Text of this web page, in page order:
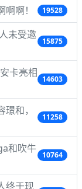
啊！ 19528
未受邀
15875
卡亮相
14603
和，
11258
和吹牛
10764
终于现